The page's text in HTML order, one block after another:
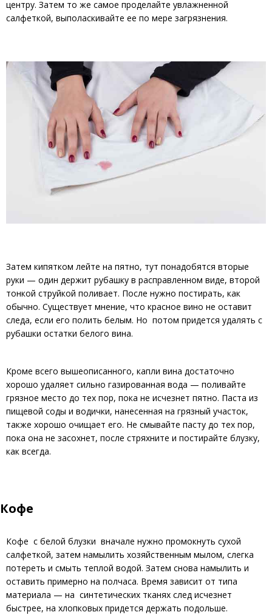
центру. Затем то же самое проделайте увлажненной
салфеткой, выполаскивайте ее по мере загрязнения.
Затем кипятком лейте на пятно, тут понадобятся вторые
руки — один держит рубашку в расправленном виде, второй
тонкой струйкой поливает. После нужно постирать, как
обычно. Существует мнение, что красное вино не оставит
следа, если его полить белым. Но потом придется удалять с
рубашки остатки белого вина.
Кроме всего вышеописанного, капли вина достаточно
хорошо удаляет сильно газированная вода — поливайте
грязное место до тех пор, пока не исчезнет пятно. Паста из
пищевой соды и водички, нанесенная на грязный участок,
также хорошо очищает его. Не смывайте пасту до тех пор,
пока она не засохнет, после стряхните и постирайте блузку,
как всегда.
Кофе
Кофе с белой блузки вначале нужно промокнуть сухой
салфеткой, затем намылить хозяйственным мылом, слегка
потереть и смыть теплой водой. Затем снова намылить и
оставить примерно на полчаса. Время зависит от типа
материала — на синтетических тканях след исчезнет
быстрее, на хлопковых придется держать подольше.